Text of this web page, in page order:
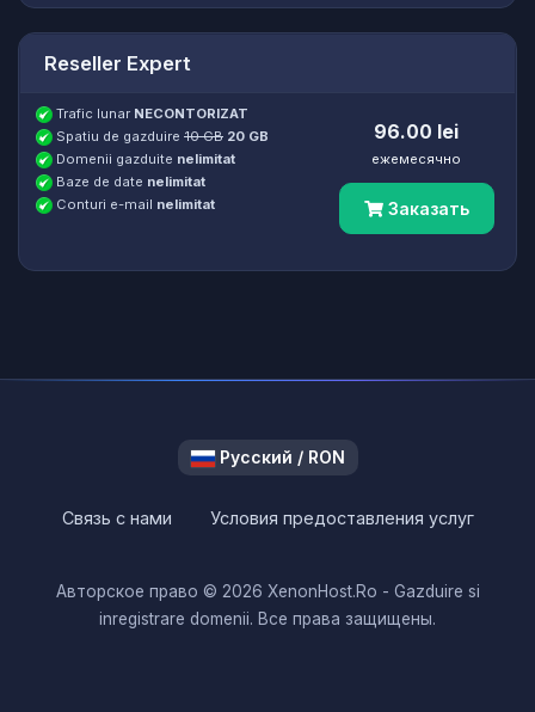
Reseller Expert
Trafic lunar NECONTORIZAT
Spatiu de gazduire 10 GB 20 GB
Domenii gazduite nelimitat
Baze de date nelimitat
Conturi e-mail nelimitat
96.00 lei
ежемесячно
Заказать
Русский / RON
Связь с нами Условия предоставления услуг
Авторское право © 2026 XenonHost.Ro - Gazduire si
inregistrare domenii. Все права защищены.